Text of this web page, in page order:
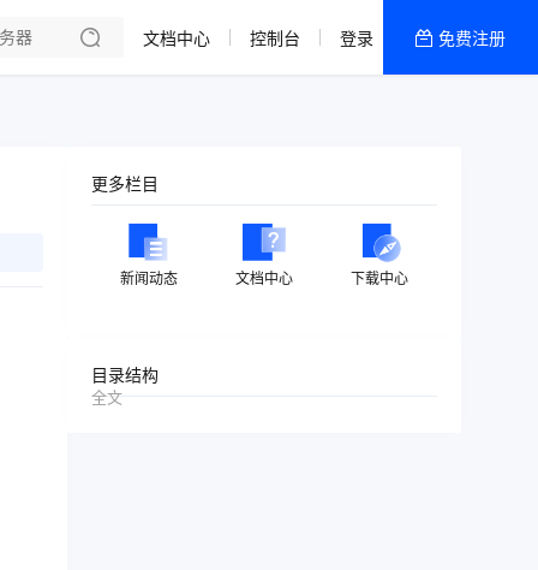
美国高防2区[推荐]
文档中心 控制台 登录 免费注册
更多栏目
新闻动态 文档中心 下载中心
目录结构
全文